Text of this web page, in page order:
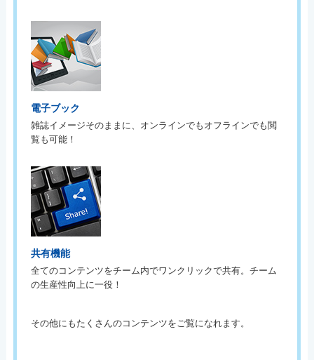
電子ブック
雑誌イメージそのままに、オンラインでもオフラインでも閲
覧も可能！
共有機能
全てのコンテンツをチーム内でワンクリックで共有。チーム
の生産性向上に一役！
その他にもたくさんのコンテンツをご覧になれます。